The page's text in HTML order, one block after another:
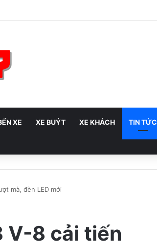
XE XE BUÝT XE KHÁCH TIN TỨC
mà, đèn LED mới
V-8 cải tiến